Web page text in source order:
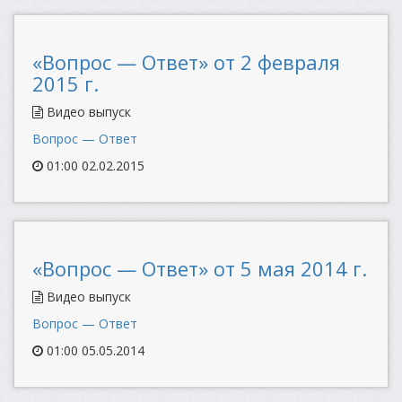
«Вопрос — Ответ» от 2 февраля
2015 г.
Видео выпуск
Вопрос — Ответ
01:00 02.02.2015
«Вопрос — Ответ» от 5 мая 2014 г.
Видео выпуск
Вопрос — Ответ
01:00 05.05.2014